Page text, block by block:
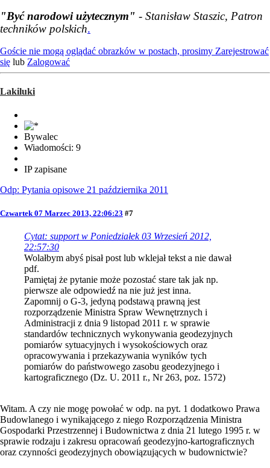
"Być narodowi użytecznym" - Stanisław Staszic, Patron
techników polskich.
Goście nie mogą oglądać obrazków w postach, prosimy Zarejestrować
się lub Zalogować
Lakiluki
Bywalec
Wiadomości: 9
IP zapisane
Odp: Pytania opisowe 21 października 2011
Czwartek 07 Marzec 2013, 22:06:23 #7
Cytat: support w Poniedziałek 03 Wrzesień 2012,
22:57:30
Wolałbym abyś pisał post lub wklejał tekst a nie dawał
pdf.
Pamiętaj że pytanie może pozostać stare tak jak np.
pierwsze ale odpowiedź na nie już jest inna.
Zapomnij o G-3, jedyną podstawą prawną jest
rozporządzenie Ministra Spraw Wewnętrznych i
Administracji z dnia 9 listopad 2011 r. w sprawie
standardów technicznych wykonywania geodezyjnych
pomiarów sytuacyjnych i wysokościowych oraz
opracowywania i przekazywania wyników tych
pomiarów do państwowego zasobu geodezyjnego i
kartograficznego (Dz. U. 2011 r., Nr 263, poz. 1572)
Witam. A czy nie mogę powołać w odp. na pyt. 1 dodatkowo Prawa
Budowlanego i wynikającego z niego Rozporządzenia Ministra
Gospodarki Przestrzennej i Budownictwa z dnia 21 lutego 1995 r. w
sprawie rodzaju i zakresu opracowań geodezyjno-kartograficznych
oraz czynności geodezyjnych obowiązujących w budownictwie?